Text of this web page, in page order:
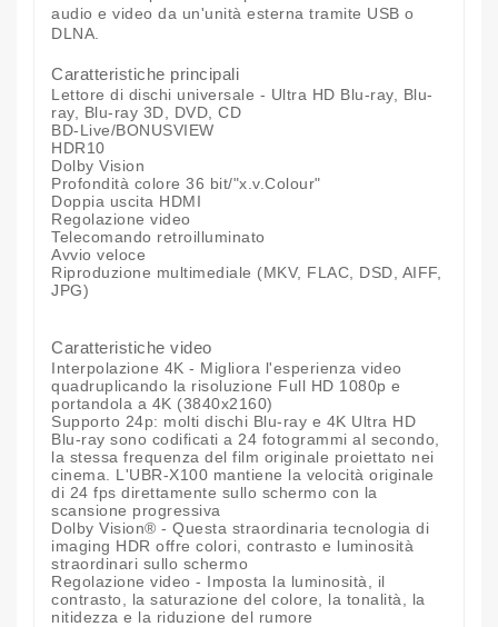
audio e video da un'unità esterna tramite USB o
DLNA.
Caratteristiche principali
Lettore di dischi universale - Ultra HD Blu-ray, Blu-
ray, Blu-ray 3D, DVD, CD
BD-Live/BONUSVIEW
HDR10
Dolby Vision
Profondità colore 36 bit/"x.v.Colour"
Doppia uscita HDMI
Regolazione video
Telecomando retroilluminato
Avvio veloce
Riproduzione multimediale (MKV, FLAC, DSD, AIFF,
JPG)
Caratteristiche video
Interpolazione 4K - Migliora l'esperienza video
quadruplicando la risoluzione Full HD 1080p e
portandola a 4K (3840x2160)
Supporto 24p: molti dischi Blu-ray e 4K Ultra HD
Blu-ray sono codificati a 24 fotogrammi al secondo,
la stessa frequenza del film originale proiettato nei
cinema. L'UBR-X100 mantiene la velocità originale
di 24 fps direttamente sullo schermo con la
scansione progressiva
Dolby Vision® - Questa straordinaria tecnologia di
imaging HDR offre colori, contrasto e luminosità
straordinari sullo schermo
Regolazione video - Imposta la luminosità, il
contrasto, la saturazione del colore, la tonalità, la
nitidezza e la riduzione del rumore